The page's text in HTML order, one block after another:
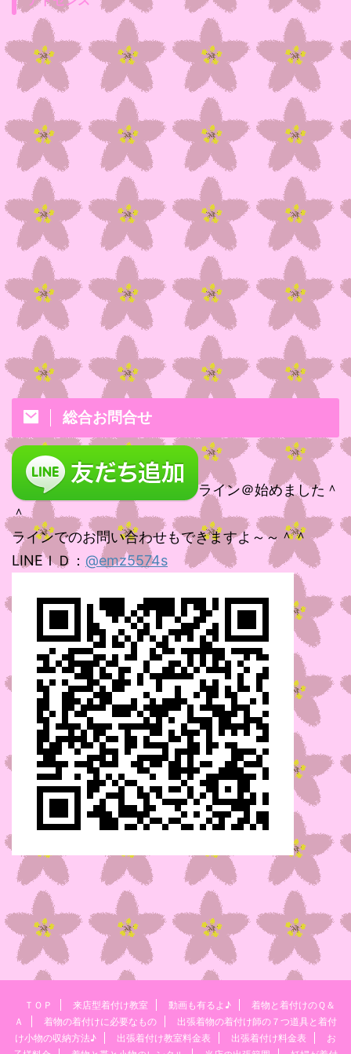
総合お問合せ
ライン＠始めました＾
＾
ラインでのお問い合わせもできますよ～～＾＾
LINEＩＤ： @emz5574s
ＴＯＰ 来店型着付け教室 動画も有るよ♪
着物と着付けのＱ＆
Ａ
着物の着付けに必要なもの
出張着物の着付け師の７つ道具と着付
け小物の収納方法♪
出張着付け教室料金表 出張着付け料金表
お